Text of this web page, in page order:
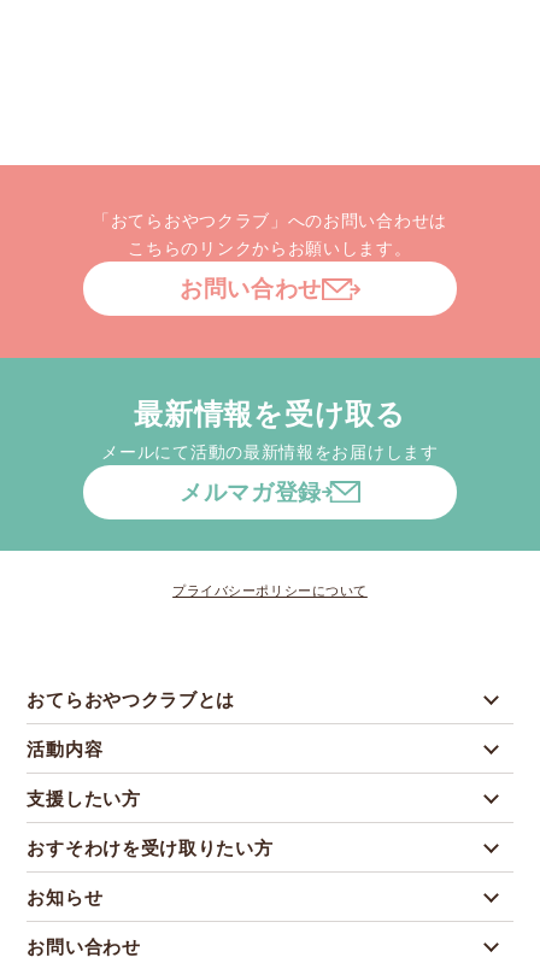
「おてらおやつクラブ」へのお問い合わせは
こちらのリンクからお願いします。
お問い合わせ
最新情報を受け取る
メールにて活動の最新情報をお届けします
メルマガ登録
プライバシーポリシーについて
おてらおやつクラブとは
活動内容
支援したい方
おすそわけを受け取りたい方
お知らせ
お問い合わせ